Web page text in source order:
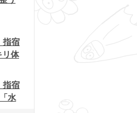
指宿
リ体
指宿
水